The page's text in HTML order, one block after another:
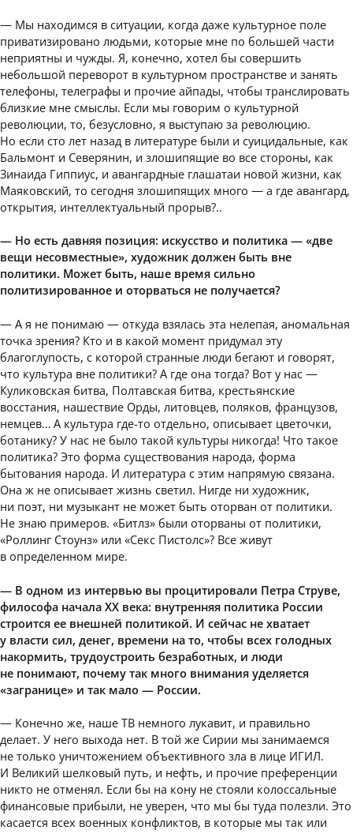
— Мы находимся в ситуации, когда даже культурное поле
приватизировано людьми, которые мне по большей части
неприятны и чужды. Я, конечно, хотел бы совершить
небольшой переворот в культурном пространстве и занять
телефоны, телеграфы и прочие айпады, чтобы транслировать
близкие мне смыслы. Если мы говорим о культурной
революции, то, безусловно, я выступаю за революцию.
Но если сто лет назад в литературе были и суицидальные, как
Бальмонт и Северянин, и злошипящие во все стороны, как
Зинаида Гиппиус, и авангардные глашатаи новой жизни, как
Маяковский, то сегодня злошипящих много — а где авангард,
открытия, интеллектуальный прорыв?..
— Но есть давняя позиция: искусство и политика — «две
вещи несовместные», художник должен быть вне
политики. Может быть, наше время сильно
политизированное и оторваться не получается?
— А я не понимаю — откуда взялась эта нелепая, аномальная
точка зрения? Кто и в какой момент придумал эту
благоглупость, с которой странные люди бегают и говорят,
что культура вне политики? А где она тогда? Вот у нас —
Куликовская битва, Полтавская битва, крестьянские
восстания, нашествие Орды, литовцев, поляков, французов,
немцев… А культура где-то отдельно, описывает цветочки,
ботанику? У нас не было такой культуры никогда! Что такое
политика? Это форма существования народа, форма
бытования народа. И литература с этим напрямую связана.
Она ж не описывает жизнь светил. Нигде ни художник,
ни поэт, ни музыкант не может быть оторван от политики.
Не знаю примеров. «Битлз» были оторваны от политики,
«Роллинг Стоунз» или «Секс Пистолс»? Все живут
в определенном мире.
— В одном из интервью вы процитировали Петра Струве,
философа начала XX века: внутренняя политика России
строится ее внешней политикой. И сейчас не хватает
у власти сил, денег, времени на то, чтобы всех голодных
накормить, трудоустроить безработных, и люди
не понимают, почему так много внимания уделяется
«загранице» и так мало — России.
— Конечно же, наше ТВ немного лукавит, и правильно
делает. У него выхода нет. В той же Сирии мы занимаемся
не только уничтожением объективного зла в лице ИГИЛ.
И Великий шелковый путь, и нефть, и прочие преференции
никто не отменял. Если бы на кону не стояли колоссальные
финансовые прибыли, не уверен, что мы бы туда полезли. Это
касается всех военных конфликтов, в которые мы так или